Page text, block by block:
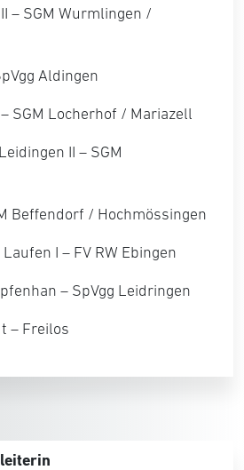
– SGM Wurmlingen /
Aldingen
SGM Locherhof / Mariazell
II – SGM
Beffendorf / Hochmössingen
I – FV RW Ebingen
– SpVgg Leidringen
– Freilos